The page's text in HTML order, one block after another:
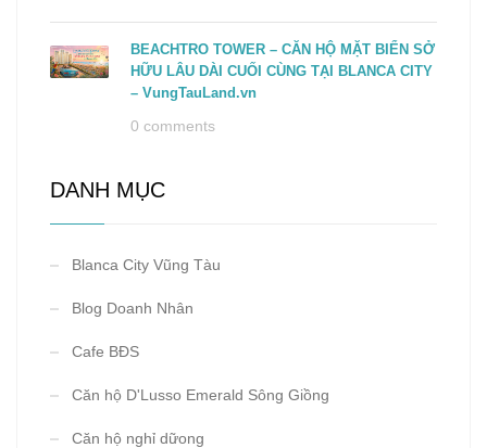
BEACHTRO TOWER – CĂN HỘ MẶT BIỂN SỞ
HỮU LÂU DÀI CUỐI CÙNG TẠI BLANCA CITY
– VungTauLand.vn
0 comments
DANH MỤC
Blanca City Vũng Tàu
Blog Doanh Nhân
Cafe BĐS
Căn hộ D'Lusso Emerald Sông Giồng
Căn hộ nghỉ dữong